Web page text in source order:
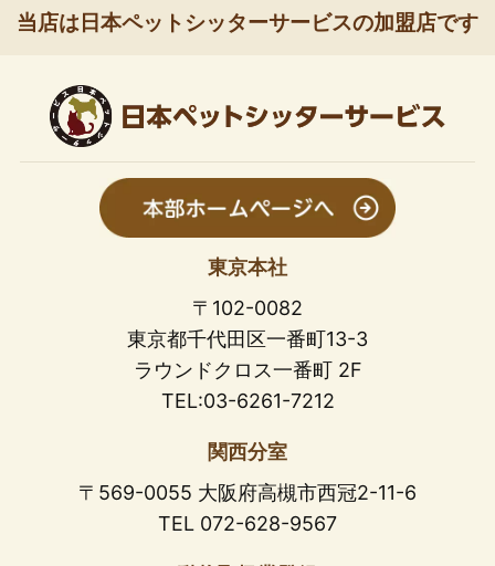
当店は日本ペットシッターサービスの加盟店です
東京本社
〒102-0082
東京都千代田区一番町13-3
ラウンドクロス一番町 2F
TEL:03-6261-7212
関西分室
〒569-0055 大阪府高槻市西冠2-11-6
TEL 072-628-9567